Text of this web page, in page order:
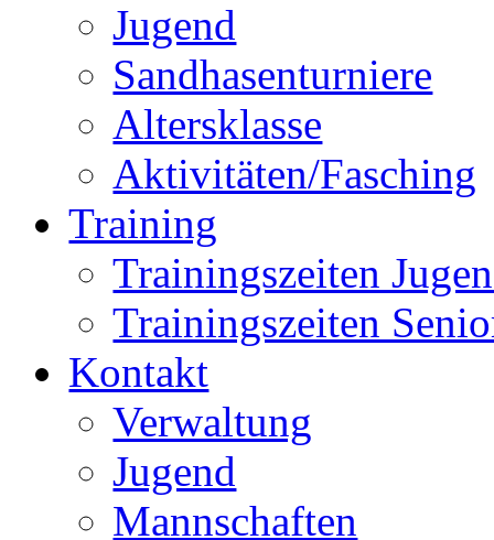
Jugend
Sandhasenturniere
Altersklasse
Aktivitäten/Fasching
Training
Trainingszeiten
Trainingszeiten
Kontakt
Verwaltung
Jugend
Mannschaften